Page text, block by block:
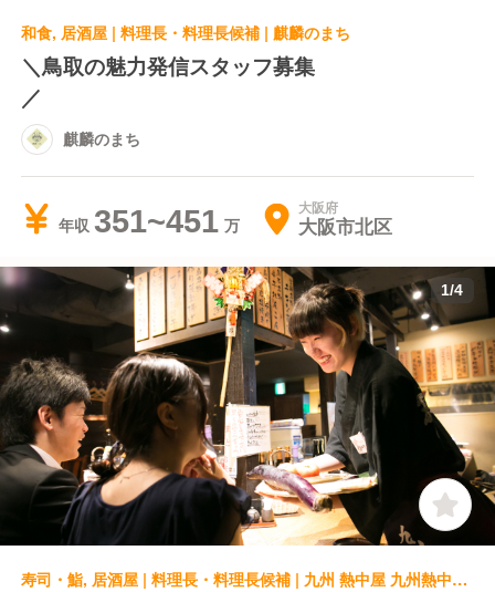
和食, 居酒屋 | 料理長・料理長候補 | 麒麟のまち
＼鳥取の魅力発信スタッフ募集
／
麒麟のまち
年収 351~451 大阪府
大阪市北区
1/4
寿司・鮨, 居酒屋 | 料理長・料理長候補 | 九州 熱中屋 九州熱中屋 十三LIVE